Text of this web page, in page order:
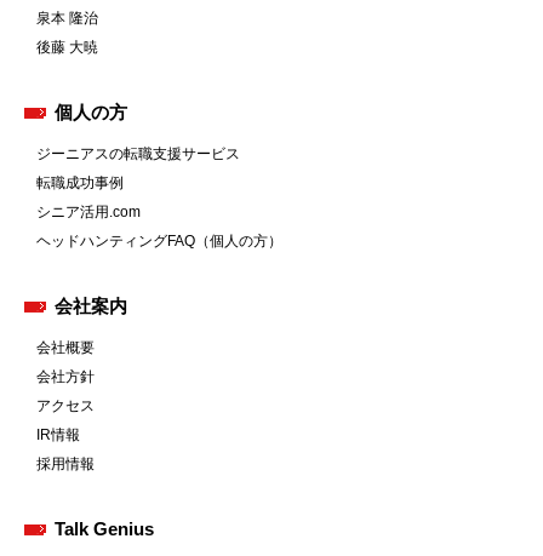
泉本 隆治
後藤 大暁
個人の方
ジーニアスの転職支援サービス
転職成功事例
シニア活用.com
ヘッドハンティングFAQ（個人の方）
会社案内
会社概要
会社方針
アクセス
IR情報
採用情報
Talk Genius